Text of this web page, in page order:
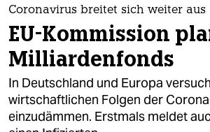
themen
politik
öko
gesellschaft
Coronavirus breitet sich weiter aus
EU-Kommission
Milliardenfonds
In Deutschland und Europa
wirtschaftlichen Folgen der
einzudämmen. Erstmals meldet